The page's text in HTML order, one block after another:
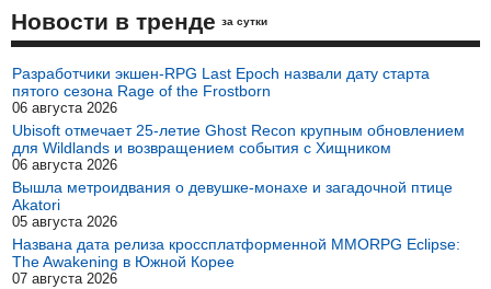
Новости в тренде за сутки
Разработчики экшен-RPG Last Epoch назвали дату старта
пятого сезона Rage of the Frostborn
06 августа 2026
Ubisoft отмечает 25-летие Ghost Recon крупным обновлением
для Wildlands и возвращением события с Хищником
06 августа 2026
Вышла метроидвания о девушке-монахе и загадочной птице
Akatori
05 августа 2026
Названа дата релиза кроссплатформенной MMORPG Eclipse:
The Awakening в Южной Корее
07 августа 2026